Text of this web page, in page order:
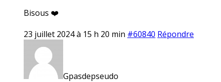
Bisous ❤️
23 juillet 2024 à 15 h 20 min #60840 Répondre
Gpasdepseudo